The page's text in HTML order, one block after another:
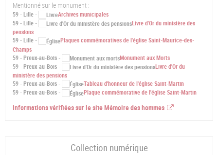
Mentionné sur le monument :
59 - Lille -
Archives municipales
59 - Lille -
Livre d'Or du ministère des
pensions
59 - Lille -
Plaques commémoratives de l'église Saint-Maurice-des-
Champs
59 - Preux-au-Bois -
Monument aux Morts
59 - Preux-au-Bois -
Livre d'Or du
ministère des pensions
59 - Preux-au-Bois -
Tableau d'honneur de l'église Saint-Martin
59 - Preux-au-Bois -
Plaque commémorative de l'église Saint-Martin
Informations vérifiées sur le site Mémoire des hommes
Collection numérique